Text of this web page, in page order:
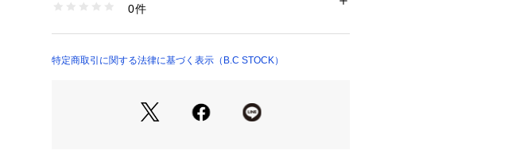
今までにないくらい、しっとりとなめらかな優しい肌触
肌寒い夜にはプルオーバーとして、暖かな昼間には肩や
春の陽気にも合う、軽やかなイエローの一色展開です。
※詳しい洗濯方法については、商品の品質表示タグをご覧くださ
商品番号：1099200041714 （モール）
0件
特定商取引に関する法律に基づく表示（B.C STOCK）